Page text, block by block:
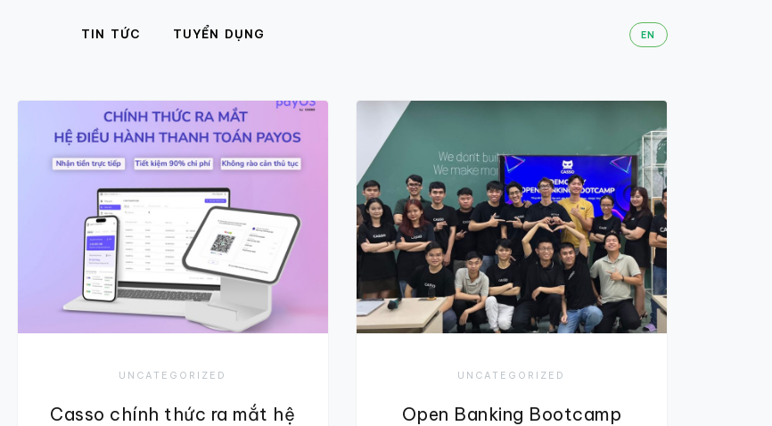
TIN TỨC TUYỂN DỤNG EN
UNCATEGORIZED
Casso chính thức ra mắt hệ
UNCATEGORIZED
Open Banking Bootcamp